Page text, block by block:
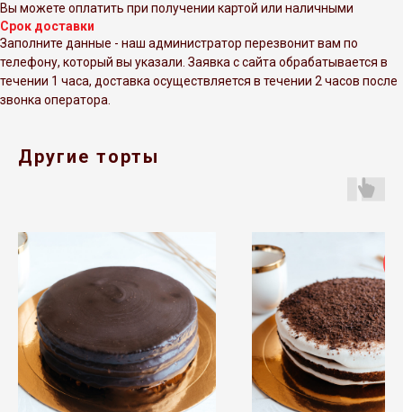
Вы можете оплатить при получении картой или наличными
Срок доставки
Заполните данные - наш администратор перезвонит вам по
телефону, который вы указали. Заявка с сайта обрабатывается в
течении 1 часа, доставка осуществляется в течении 2 часов после
звонка оператора.
Другие торты